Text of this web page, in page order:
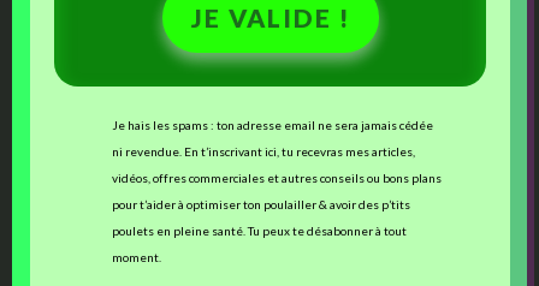
Ces articles devraient vous intéresser :
JE VALIDE !
Je hais les spams : ton adresse email ne sera jamais cédée
ni revendue. En t’inscrivant ici, tu recevras mes articles,
vidéos, offres commerciales et autres conseils ou bons plans
pour t’aider à optimiser ton poulailler & avoir des p’tits
poulets en pleine santé. Tu peux te désabonner à tout
moment.